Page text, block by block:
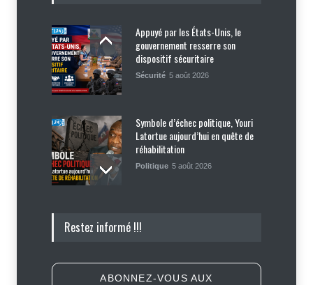
Appuyé par les États-Unis, le
gouvernement resserre son
dispositif sécuritaire
Sécurité 5 août 2026
Symbole d’échec politique, Youri
Latortue aujourd’hui en quête de
réhabilitation
Politique 5 août 2026
Airways se multiplient, des clients
Restez informé !!!
ABONNEZ-VOUS AUX